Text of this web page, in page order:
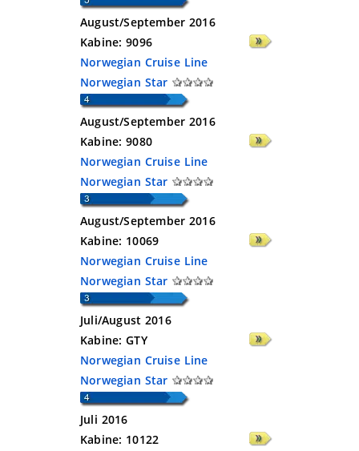
August/September 2016
Kabine:9096
Norwegian Cruise Line
Norwegian Star
August/September 2016
Kabine:9080
Norwegian Cruise Line
Norwegian Star
August/September 2016
Kabine: 10069
Norwegian Cruise Line
Norwegian Star
Juli/August 2016
Kabine:GTY
Norwegian Cruise Line
Norwegian Star
Juli 2016
Kabine: 10122